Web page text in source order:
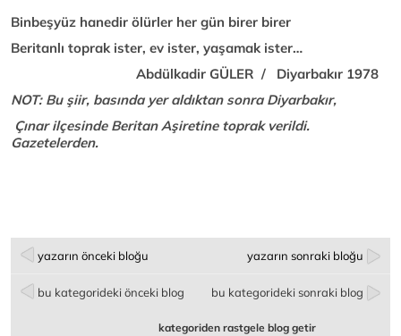
Binbeşyüz hanedir ölürler her gün birer birer
Beritanlı toprak ister, ev ister, yaşamak ister…
Abdülkadir GÜLER / Diyarbakır 1978
NOT: Bu şiir, basında yer aldıktan sonra Diyarbakır,
Çınar ilçesinde Beritan Aşiretine toprak verildi.
Gazetelerden.
yazarın önceki bloğu yazarın sonraki bloğu
bu kategorideki önceki blog bu kategorideki sonraki blog
kategoriden rastgele blog getir